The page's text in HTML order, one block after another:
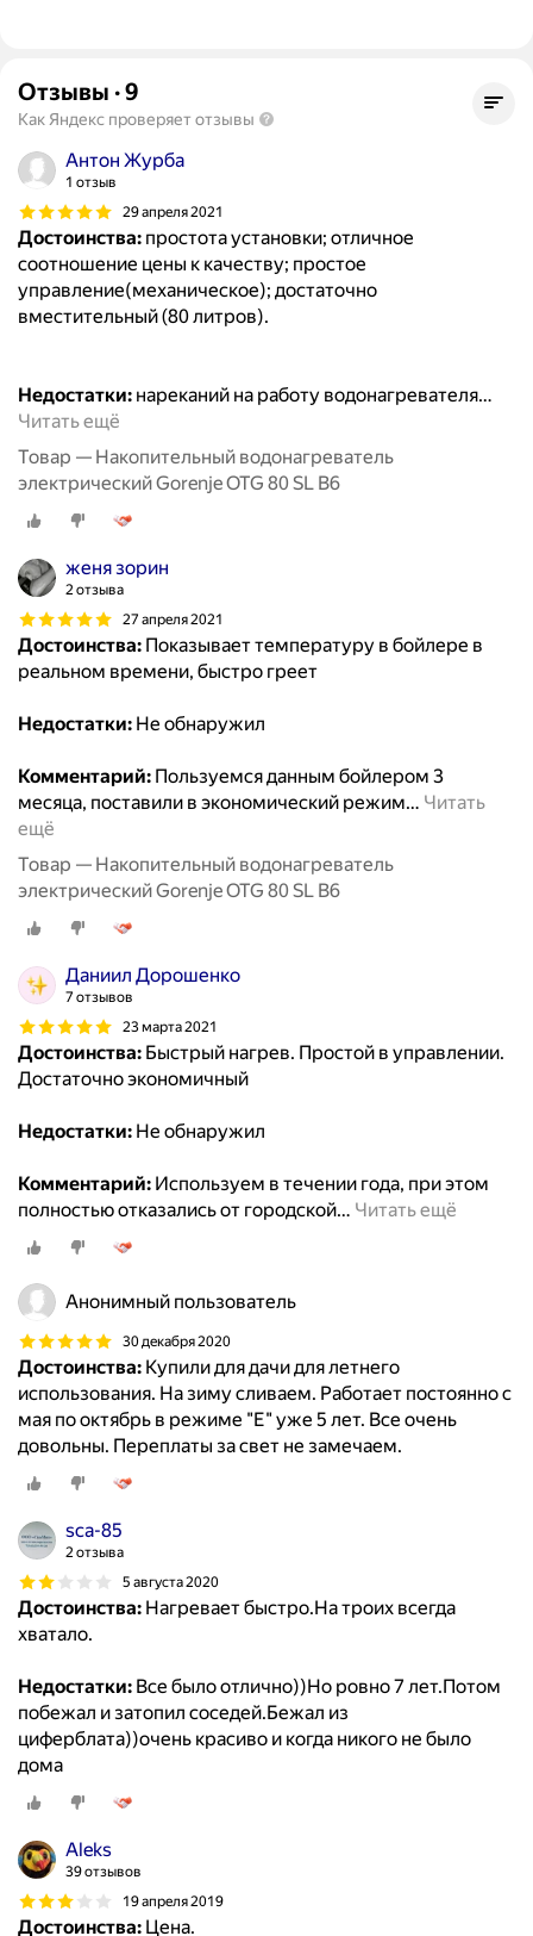
Отзывы ·9
Как Яндекс проверяет отзывы
Антон Журба
1 отзыв
29 апреля 2021
Достоинства: простота установки; отличное
соотношение цены к качеству; простое
управление(механическое); достаточно
вместительный (80 литров).
Недостатки: нареканий на работу водонагревателя…
Читать ещё
Товар — Накопительный водонагреватель
электрический Gorenje OTG 80 SL B6
женя зорин
2 отзыва
27 апреля 2021
Достоинства: Показывает температуру в бойлере в
реальном времени, быстро греет
Недостатки: Не обнаружил
Комментарий: Пользуемся данным бойлером 3
месяца, поставили в экономический режим… Читать
ещё
Товар — Накопительный водонагреватель
электрический Gorenje OTG 80 SL B6
Даниил Дорошенко
7 отзывов
23 марта 2021
Достоинства: Быстрый нагрев. Простой в управлении.
Достаточно экономичный
Недостатки: Не обнаружил
Комментарий: Используем в течении года, при этом
полностью отказались от городской… Читать ещё
Анонимный пользователь
30 декабря 2020
Достоинства: Купили для дачи для летнего
использования. На зиму сливаем. Работает постоянно с
мая по октябрь в режиме "E" уже 5 лет. Все очень
довольны. Переплаты за свет не замечаем.
sca-85
2 отзыва
5 августа 2020
Достоинства: Нагревает быстро.На троих всегда
хватало.
Недостатки: Все было отлично))Но ровно 7 лет.Потом
побежал и затопил соседей.Бежал из
циферблата))очень красиво и когда никого не было
дома
Aleks
39 отзывов
19 апреля 2019
Достоинства: Цена.